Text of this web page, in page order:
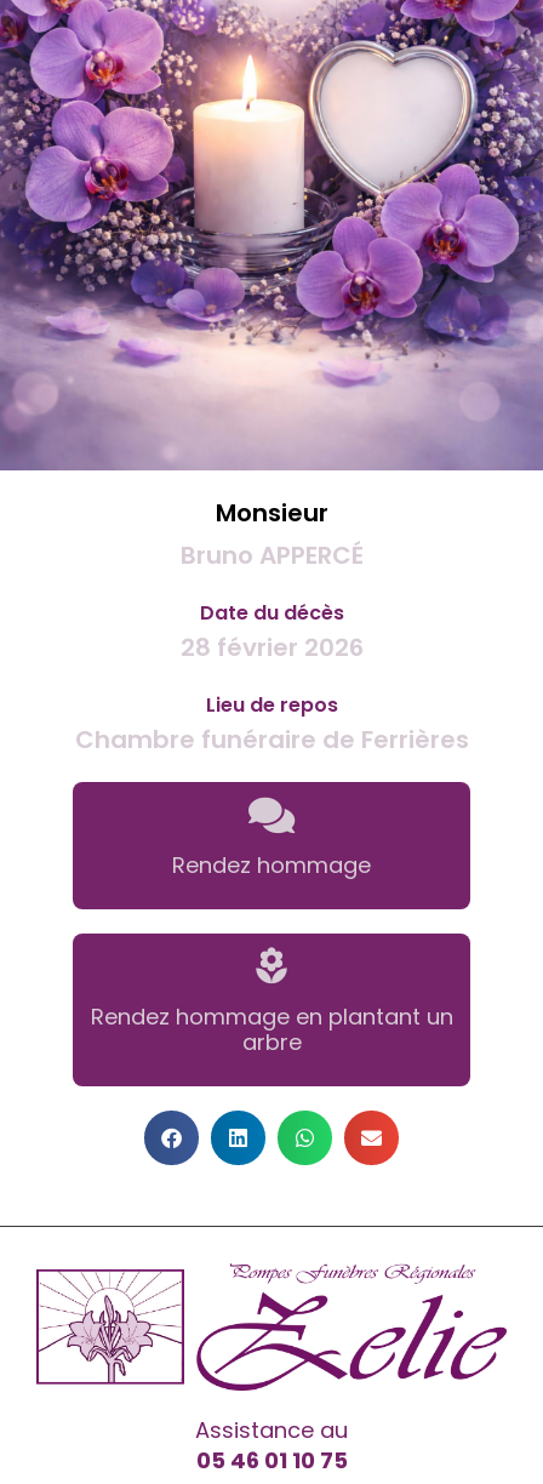
Monsieur
Bruno APPERCÉ
Date du décès
28 février 2026
Lieu de repos
Chambre funéraire de Ferrières
Rendez hommage
Rendez hommage en plantant un
arbre
Assistance au
05 46 01 10 75